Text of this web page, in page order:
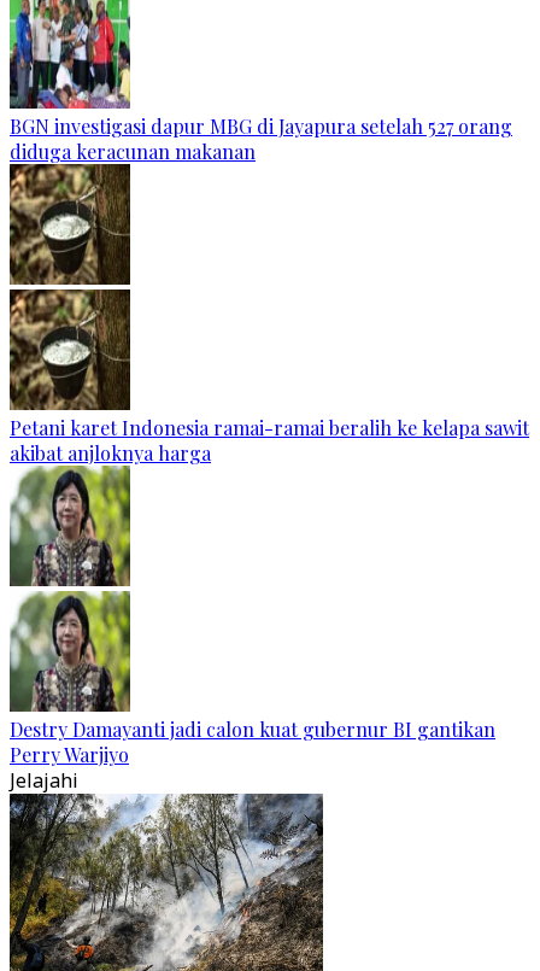
BGN investigasi dapur MBG di Jayapura setelah 527 orang
diduga keracunan makanan
Petani karet Indonesia ramai-ramai beralih ke kelapa sawit
akibat anjloknya harga
Destry Damayanti jadi calon kuat gubernur BI gantikan
Perry Warjiyo
Jelajahi